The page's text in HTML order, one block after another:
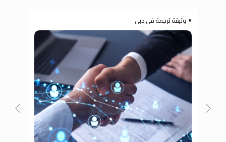
وثيقة ترجمة في دبي